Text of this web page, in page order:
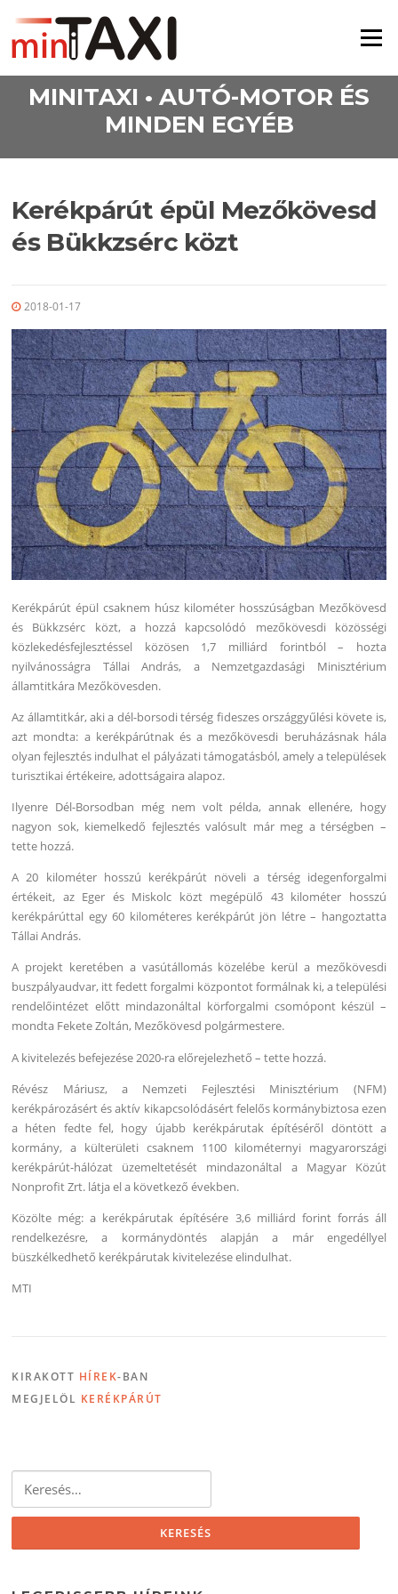
Menü
MINITAXI • AUTÓ-MOTOR ÉS
MINDEN EGYÉB
Kerékpárút épül Mezőkövesd
és Bükkzsérc közt
2018-01-17
Kerékpárút épül csaknem húsz kilométer hosszúságban Mezőkövesd
és Bükkzsérc közt, a hozzá kapcsolódó mezőkövesdi közösségi
közlekedésfejlesztéssel közösen 1,7 milliárd forintból – hozta
nyilvánosságra Tállai András, a Nemzetgazdasági Minisztérium
államtitkára Mezőkövesden.
Az államtitkár, aki a dél-borsodi térség fideszes országgyűlési követe is,
azt mondta: a kerékpárútnak és a mezőkövesdi beruházásnak hála
olyan fejlesztés indulhat el pályázati támogatásból, amely a települések
turisztikai értékeire, adottságaira alapoz.
Ilyenre Dél-Borsodban még nem volt példa, annak ellenére, hogy
nagyon sok, kiemelkedő fejlesztés valósult már meg a térségben –
tette hozzá.
A 20 kilométer hosszú kerékpárút növeli a térség idegenforgalmi
értékeit, az Eger és Miskolc közt megépülő 43 kilométer hosszú
kerékpárúttal egy 60 kilométeres kerékpárút jön létre – hangoztatta
Tállai András.
A projekt keretében a vasútállomás közelébe kerül a mezőkövesdi
buszpályaudvar, itt fedett forgalmi központot formálnak ki, a települési
rendelőintézet előtt mindazonáltal körforgalmi csomópont készül –
mondta Fekete Zoltán, Mezőkövesd polgármestere.
A kivitelezés befejezése 2020-ra előrejelezhető – tette hozzá.
Révész Máriusz, a Nemzeti Fejlesztési Minisztérium (NFM)
kerékpározásért és aktív kikapcsolódásért felelős kormánybiztosa ezen
a héten fedte fel, hogy újabb kerékpárutak építéséről döntött a
kormány, a külterületi csaknem 1100 kilométernyi magyarországi
kerékpárút-hálózat üzemeltetését mindazonáltal a Magyar Közút
Nonprofit Zrt. látja el a következő években.
Közölte még: a kerékpárutak építésére 3,6 milliárd forint forrás áll
rendelkezésre, a kormánydöntés alapján a már engedéllyel
büszkélkedhető kerékpárutak kivitelezése elindulhat.
MTI
KIRAKOTT HÍREK-BAN
MEGJELÖL KERÉKPÁRÚT